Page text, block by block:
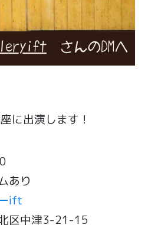
に出演します！
あり
ift
区中津3-21-15